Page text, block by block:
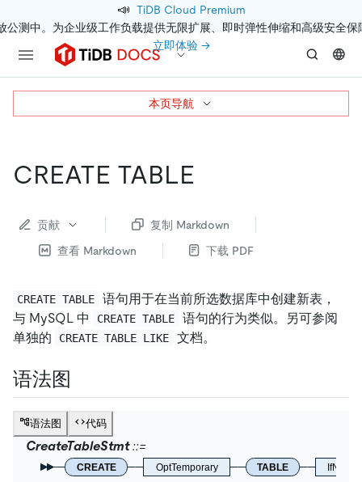
📣 TiDB Cloud Premium
公测中。为企业级工作负载提供无限扩展、即时弹性伸缩和高级安全保
立即体验 →
CREATE TABLE
贡献
复制 Markdown
查看 Markdown
下载 PDF
CREATE TABLE
语句用于在当前所选数据库中创建新表，
与 MySQL 中
CREATE TABLE
语句的行为类似。另可参阅
单独的
CREATE TABLE LIKE 文档。
语法图
语法图 代码
CreateTableStmt
CREATE OptTemporary TABLE
本页导航